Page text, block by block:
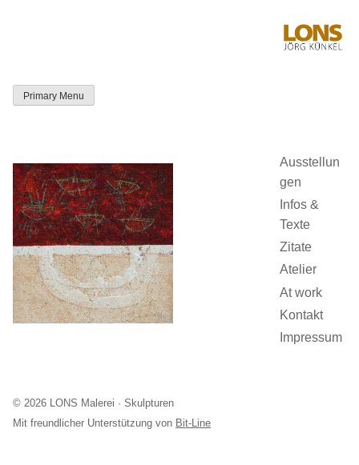
Primary Menu
Ausstellun
gen
Infos &
Texte
Zitate
Atelier
At work
Kontakt
Impressum
© 2026 LONS Malerei · Skulpturen
Mit freundlicher Unterstützung von Bit-Line